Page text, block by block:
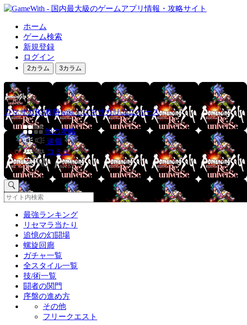
ホーム
ゲーム検索
新規登録
ログイン
2カラム 3カラム
ロマサガRS攻略wiki｜ロマサガリユニバース
他の攻略
速報
コミュ
掲示板
最強ランキング
リセマラ当たり
追憶の幻闘場
螺旋回廊
ガチャ一覧
全スタイル一覧
技/術一覧
闘者の関門
序盤の進め方
その他
フリークエスト